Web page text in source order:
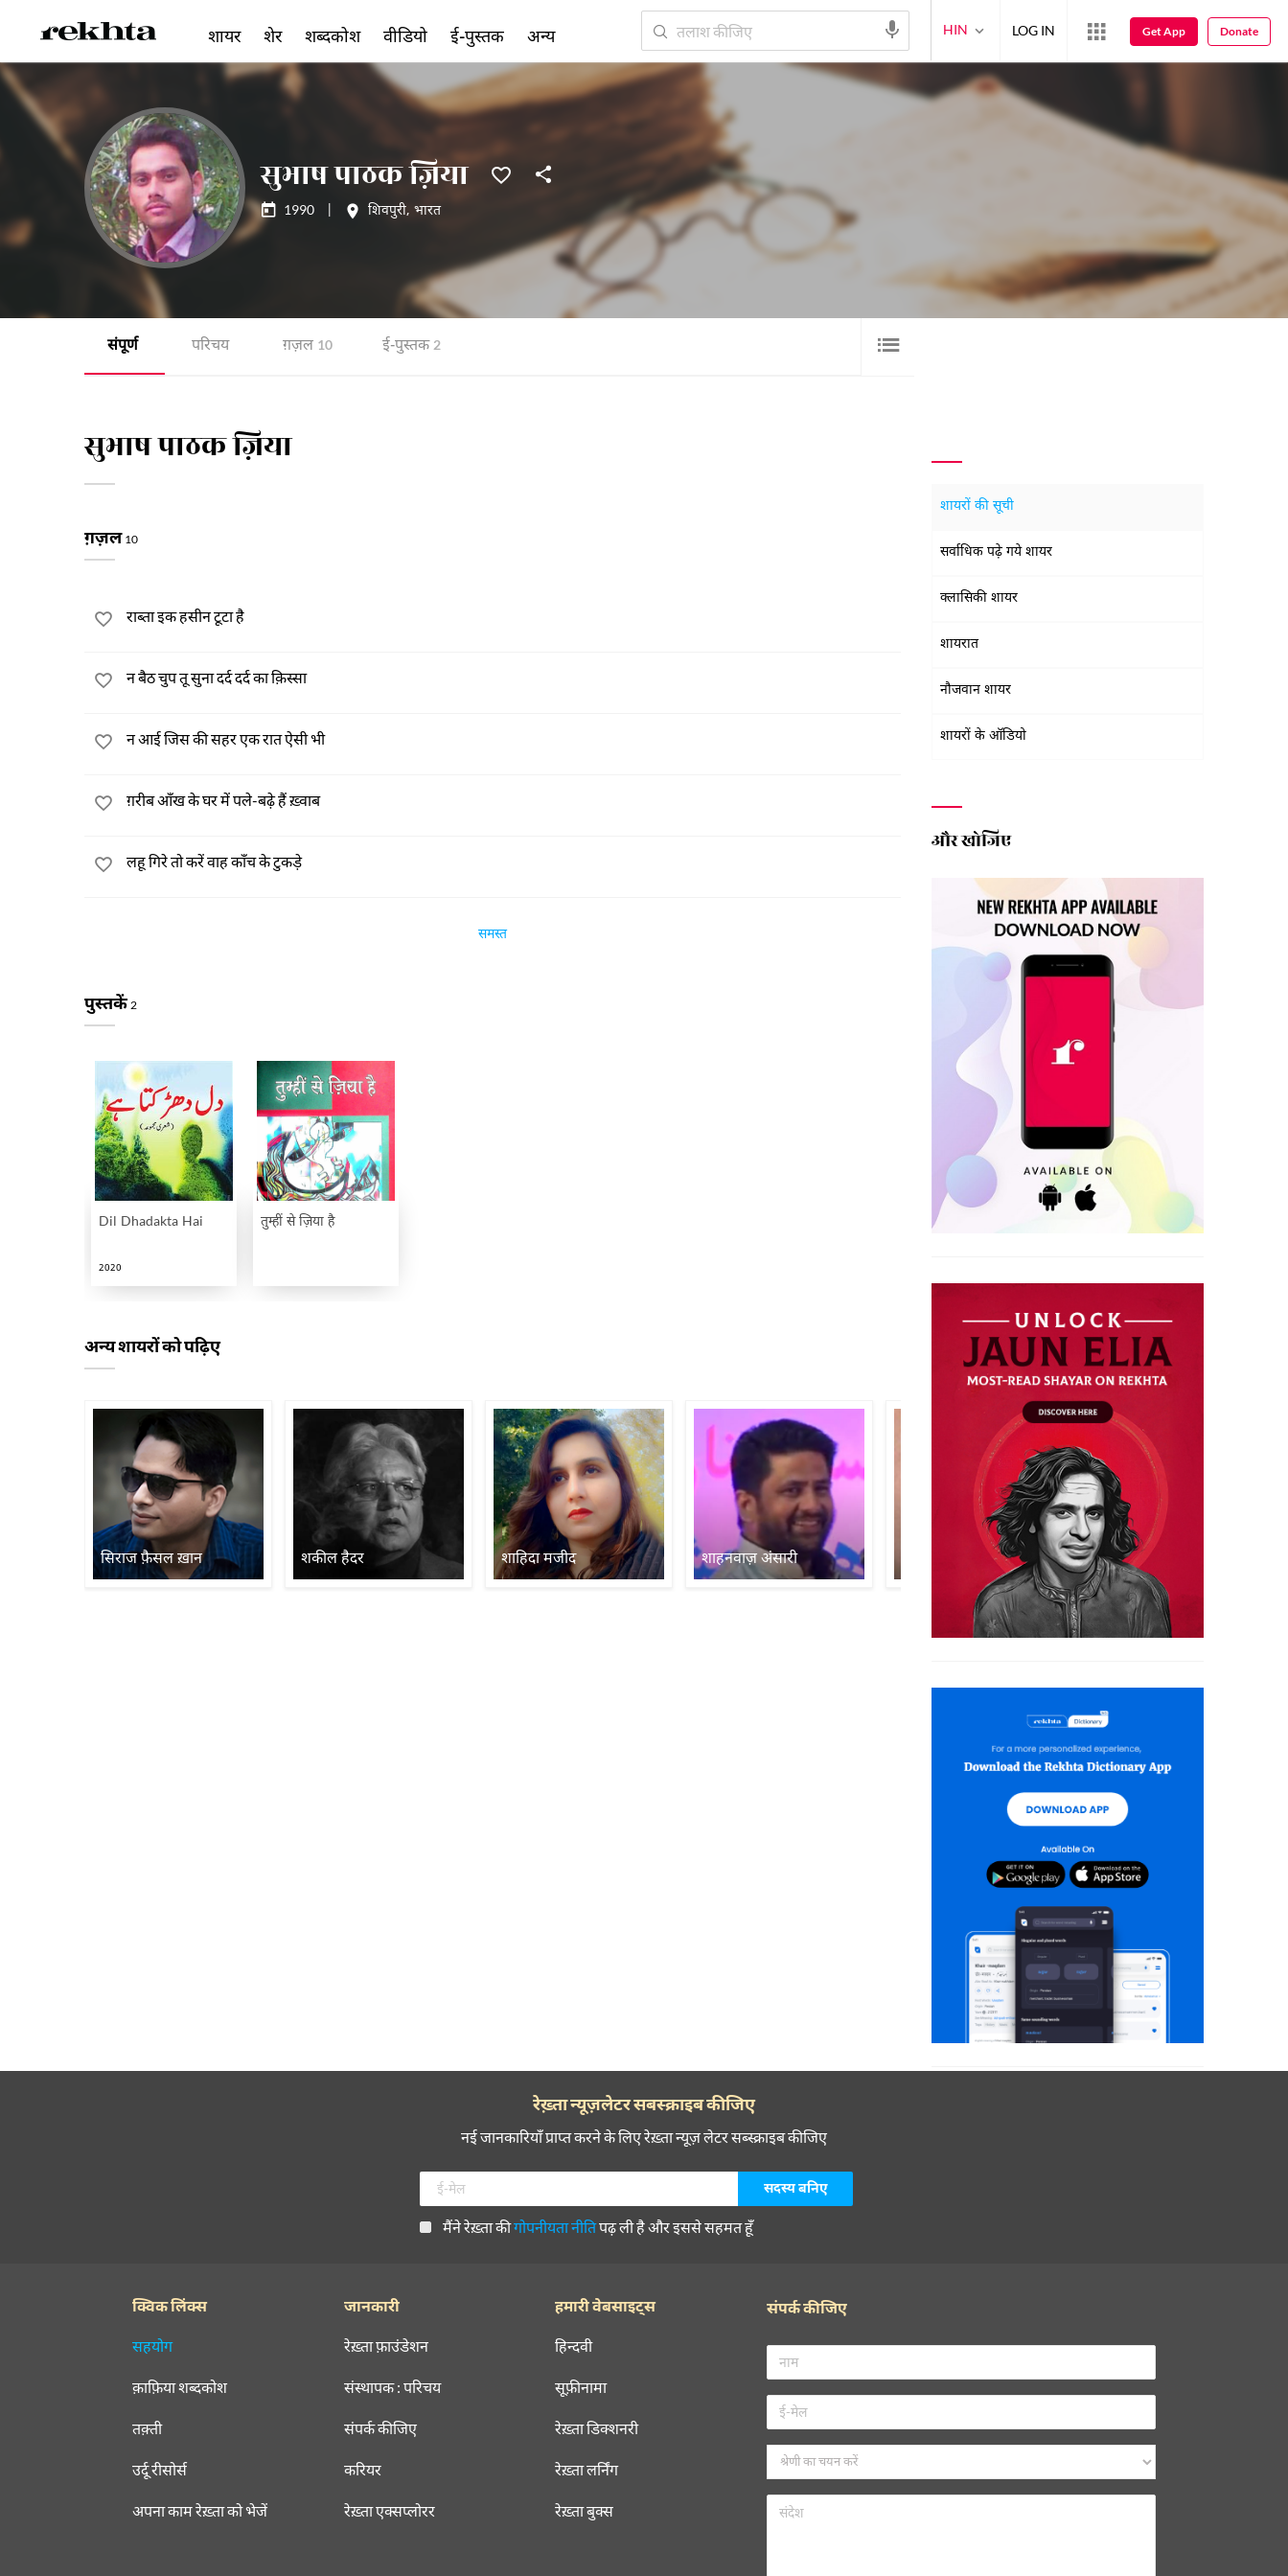
सुभाष पाठक ज़िया
1990 शिवपुरी, भारत
संपूर्ण परिचय ग़ज़ल 10 ई-पुस्तक 2
सुभाष पाठक ज़िया
ग़ज़ल 10
राब्ता इक हसीन टूटा है
न बैठ चुप तू सुना दर्द दर्द का क़िस्सा
न आई जिस की सहर एक रात ऐसी भी
ग़रीब आँख के घर में पले-बढ़े हैं ख़्वाब
लहू गिरे तो करें वाह काँच के टुकड़े
समस्त
पुस्तकें 2
Dil Dhadakta Hai
2020
तुम्हीं से ज़िया है
अन्य शायरों को पढ़िए
सिराज फ़ैसल ख़ान शकील हैदर शाहिदा मजीद शाहनवाज़ अंसारी नबील अहमद नबील संजय मिश्रा शौक़
शायरों की सूची
सर्वाधिक पढ़े गये शायर
क्लासिकी शायर
शायरात
नौजवान शायर
शायरों के ऑडियो
और खोजिए
शायर शेर शब्दकोश वीडियो ई-पुस्तक अन्य HIN LOG IN Get App Donate
रेख़्ता न्यूज़लेटर सबस्क्राइब कीजिए
नई जानकारियाँ प्राप्त करने के लिए रेख़्ता न्यूज़ लेटर सब्स्क्राइब कीजिए
मैंने रेख़्ता कीगोपनीयता नीतिपढ़ ली है और इससे सहमत हूँ
क्विक लिंक्स
सहयोग
क़ाफ़िया शब्दकोश
तक़्ती
उर्दू रीसोर्स
अपना काम रेख़्ता को भेजें
जानकारी
रेख़्ता फ़ाउंडेशन
संस्थापक : परिचय
संपर्क कीजिए
करियर
रेख़्ता एक्सप्लोरर
हमारी वेबसाइट्स
हिन्दवी
सूफ़ीनामा
रेख़्ता डिक्शनरी
रेख़्ता लर्निंग
रेख़्ता बुक्स
संपर्क कीजिए